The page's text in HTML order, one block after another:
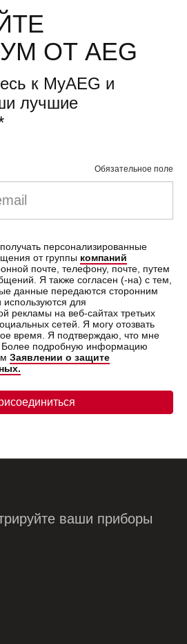
ОТ AEG
к MyAEG и
лучшие
Обязательное поле
персонализированные
от группы компаний
почте, телефону, почте, путем
Я также согласен (-на) с тем,
данные передаются сторонним
для
рекламы на веб-сайтах третьих
сетей. Я могу отозвать
время. Я подтверждаю, что мне
Более подробную информацию
Заявлении о защите
ваши приборы